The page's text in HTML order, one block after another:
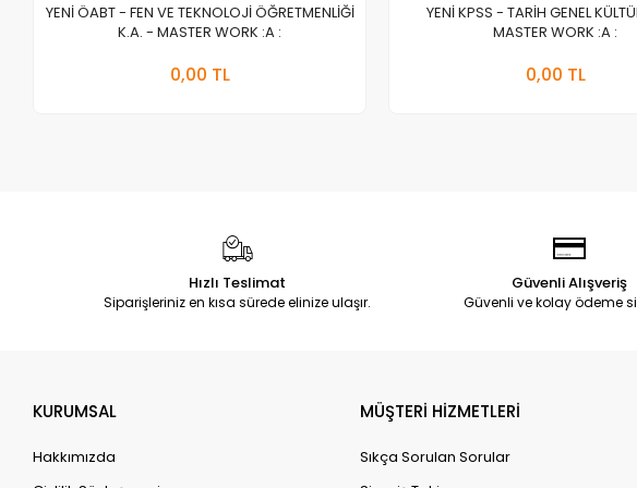
YENİ ÖABT - FEN VE TEKNOLOJİ ÖĞRETMENLİĞİ
K.A. - MASTER WORK :A :
0,00 TL
YENİ KPSS - TARİH GENEL
MASTER WORK :A :
0,00 TL
Hızlı Teslimat
Siparişleriniz en kısa sürede elinize ulaşır.
Güvenli Alışveriş
Güvenli ve kolay ödeme
KURUMSAL
Hakkımızda
MÜŞTERİ HİZMETLERİ
Sıkça Sorulan Sorular